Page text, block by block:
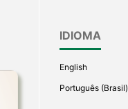
IDIOMA
English
Português (Brasil)